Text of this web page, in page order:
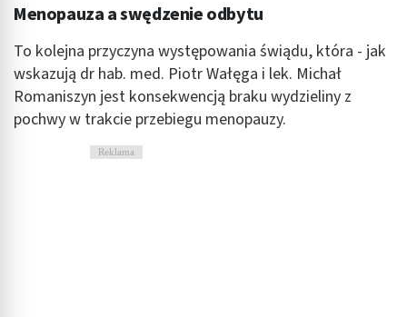
Menopauza a swędzenie odbytu
To kolejna przyczyna występowania świądu, która - jak
wskazują dr hab. med. Piotr Wałęga i lek. Michał
Romaniszyn jest konsekwencją braku wydzieliny z
pochwy w trakcie przebiegu menopauzy.
Reklama